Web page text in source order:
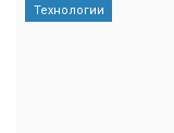
Технологии